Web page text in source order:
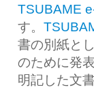
TSUBAME
す。
書の別紙と
のために発
明記した文